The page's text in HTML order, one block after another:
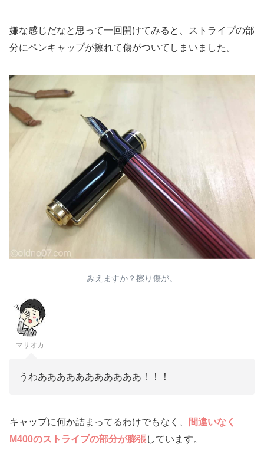
嫌な感じだなと思って一回開けてみると、ストライプの部
分にペンキャップが擦れて傷がついてしまいました。
みえますか？擦り傷が。
マサオカ
うわあああああああああああ！！！
キャップに何か詰まってるわけでもなく、
間違いなく
M400のストライプの部分が膨張しています。